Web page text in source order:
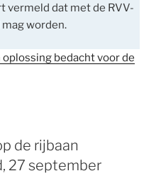
vermeld dat met de RVV-
worden.
oplossing bedacht voor de
de rijbaan
27 september